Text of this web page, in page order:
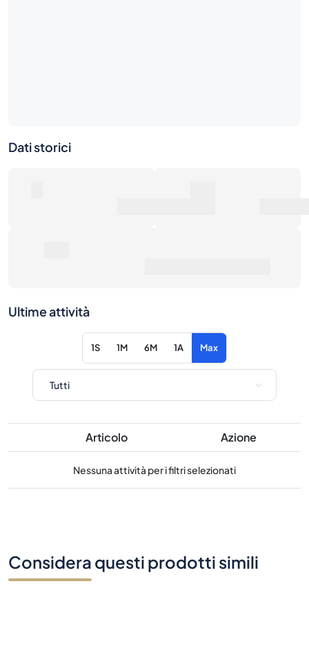
Dati storici
Ultime attività
1S 1M 6M 1A Max
Articolo Azione
Nessuna attività per i filtri selezionati
Considera questi prodotti simili